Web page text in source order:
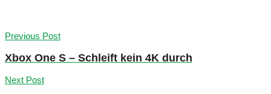
Previous Post
Xbox One S – Schleift kein 4K durch
Next Post